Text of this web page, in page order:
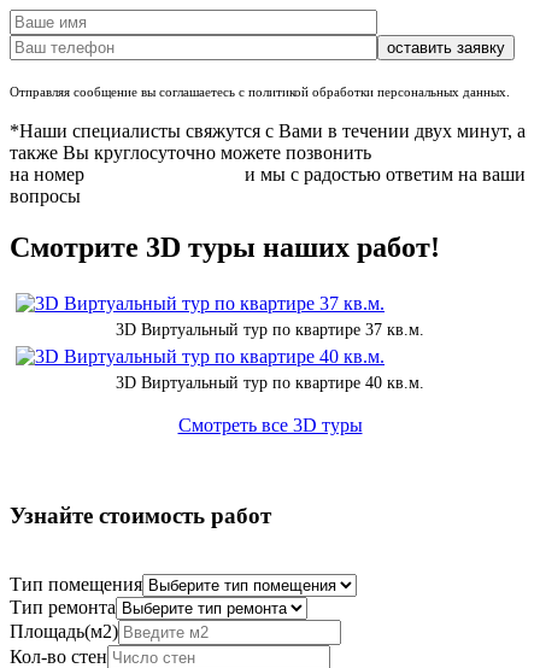
Отправляя сообщение вы соглашаетесь с политикой обработки персональных данных.
*Наши специалисты свяжутся с Вами в течении двух минут, а
также Вы круглосуточно можете позвонить
на номер
и мы с радостью ответим на ваши
вопросы
Смотрите 3D туры наших работ!
3D Виртуальный тур по квартире 37 кв.м.
3D Виртуальный тур по квартире 40 кв.м.
Смотреть все 3D туры
Узнайте стоимость работ
Тип помещения
Тип ремонта
Площадь(м2)
Кол-во стен